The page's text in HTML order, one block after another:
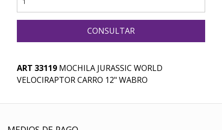
CONSULTAR
ART 33119 MOCHILA JURASSIC WORLD
VELOCIRAPTOR CARRO 12" WABRO